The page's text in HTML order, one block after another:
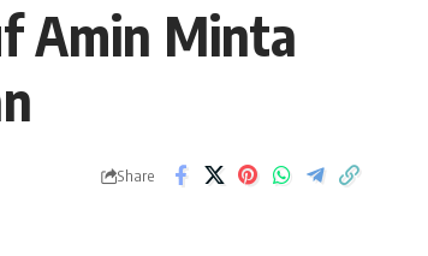
Amin Minta
Share